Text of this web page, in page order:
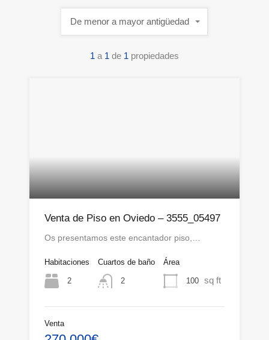
1 a 1 de 1 propiedades
De menor a mayor antigüedad
Venta de Piso en Oviedo – 3555_05497
Os presentamos este encantador piso,…
Habitaciones
2
Cuartos de baño
2
Área
100 sq ft
Venta